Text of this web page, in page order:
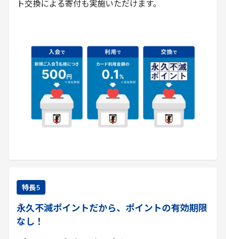
ト交換による寄付も実施いただけます。
特長5
永久不滅ポイントだから、ポイントの有効期限
なし！